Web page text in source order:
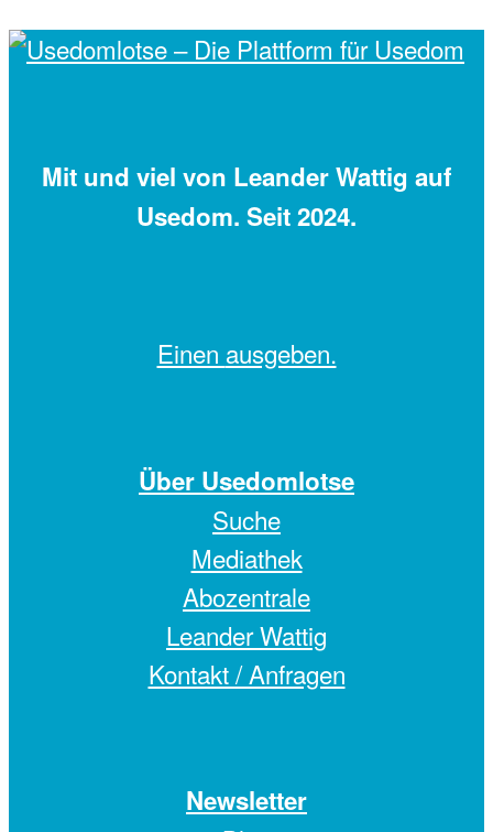
Mit und viel von Leander Wattig auf
Usedom. Seit 2024.
Einen ausgeben.
Über Usedomlotse
Suche
Mediathek
Abozentrale
Leander Wattig
Kontakt / Anfragen
Newsletter